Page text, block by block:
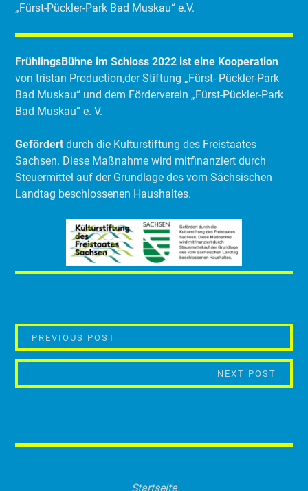
„Fürst-Pückler-Park Bad Muskau“ e.V.
FrühlingsBühne im Schloss 2022 ist eine Kooperation
von tristan Production,der Stiftung „Fürst- Pückler-Park
Bad Muskau“ und dem Förderverein „Fürst-Pückler-Park
Bad Muskau“ e. V.
Gefördertdurch die Kulturstiftung des Freistaates
Sachsen. Diese Maßnahme wird mitfinanziert durch
Steuermittel auf der Grundlage des vom Sächsischen
Landtag beschlossenen Haushaltes.
BEITRAGSNAVIGATION
PREVIOUS POST
NEXT POST
Startseite